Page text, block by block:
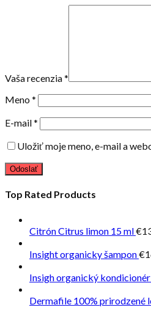
Vaša recenzia*
Meno*
E-mail*
Uložiť moje meno, e-mail a
Top Rated Products
Citrón Citrus limon 15 ml€
Insight organicky šampon€
Insigh organický
Dermafile 100% prirodzené